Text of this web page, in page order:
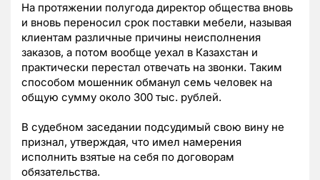
На протяжении полугода директор общества вновь
и вновь переносил срок поставки мебели, называя
клиентам различные причины неисполнения
заказов, а потом вообще уехал в Казахстан и
практически перестал отвечать на звонки. Таким
способом мошенник обманул семь человек на
общую сумму около 300 тыс. рублей.
В судебном заседании подсудимый свою вину не
признал, утверждая, что имел намерения
исполнить взятые на себя по договорам
обязательства.